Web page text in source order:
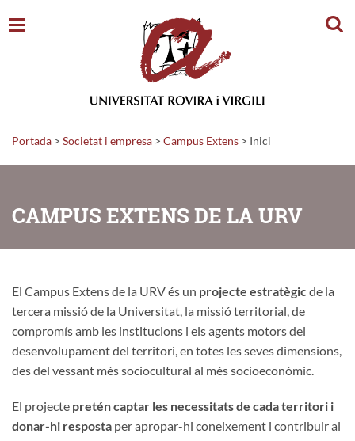
Portada > Societat i empresa > Campus Extens > Inici
CAMPUS EXTENS DE LA URV
El Campus Extens de la URV és un projecte estratègic de la
tercera missió de la Universitat, la missió territorial, de
compromís amb les institucions i els agents motors del
desenvolupament del territori, en totes les seves dimensions,
des del vessant més sociocultural al més socioeconòmic.
El projecte pretén captar les necessitats de cada territori i
donar-hi resposta per apropar-hi coneixement i contribuir al